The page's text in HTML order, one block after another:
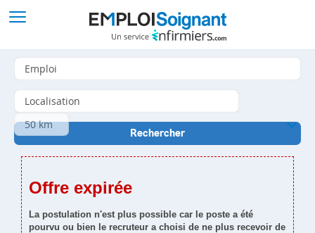
Offre expirée
La postulation n'est plus possible car le poste a été
pourvu ou bien le recruteur a choisi de ne plus recevoir de